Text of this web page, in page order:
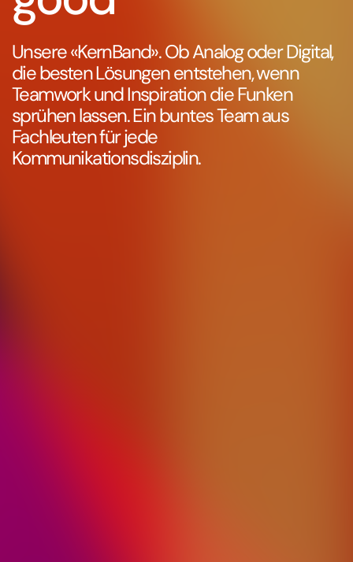
Unsere «KernBand». Ob Analog oder Digital,
die besten Lösungen entstehen, wenn
Teamwork und Inspiration die Funken
sprühen lassen. Ein buntes Team aus
Fachleuten für jede
Kommunikationsdisziplin.